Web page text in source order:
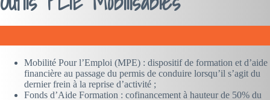
Mobilité Pour l’Emploi (MPE) : dispositif de formation et d’aide
financière au passage du permis de conduire lorsqu’il s’agit du
dernier frein à la reprise d’activité ;
Fonds d’Aide Formation : cofinancement à hauteur de 50% du